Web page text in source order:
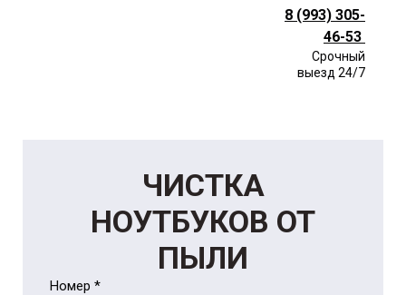
8 (993) 305-
46-53
Срочный
выезд 24/7
ЧИСТКА
НОУТБУКОВ ОТ
ПЫЛИ
Номер *